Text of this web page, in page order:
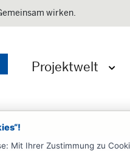
Mit Ihrer Zustimmung zu
wirken.
Projektwelt